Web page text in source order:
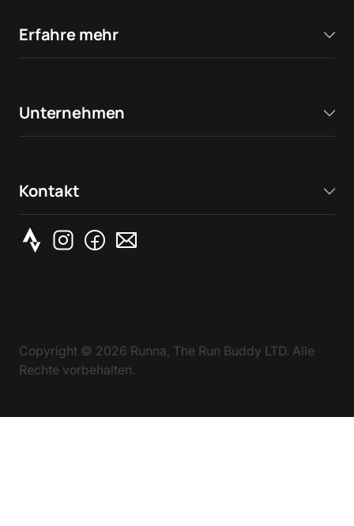
Erfahre mehr
Unternehmen
Kontakt
Copyright © 2026 Runna, The Run Buddy LTD. Alle
Rechte vorbehalten.